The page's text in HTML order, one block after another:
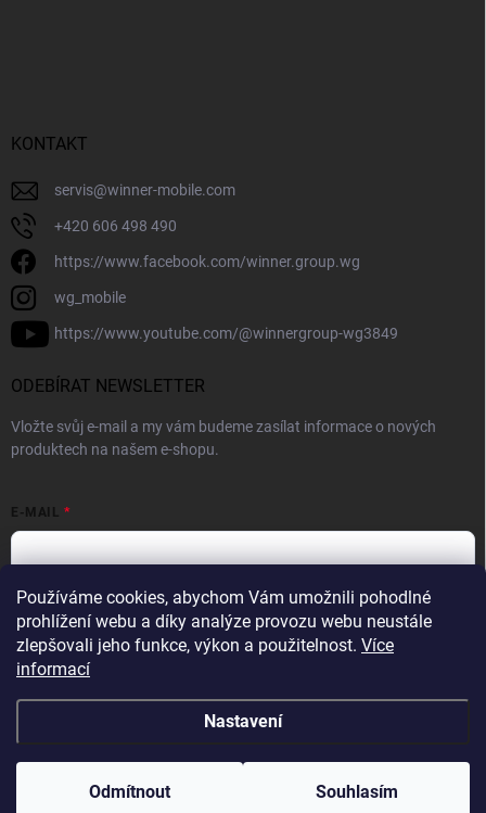
Používáme cookies, abychom Vám umožnili pohodlné
prohlížení webu a díky analýze provozu webu neustále
zlepšovali jeho funkce, výkon a použitelnost. Více
informací
Nastavení
Odmítnout Souhlasím
KONTAKT
servis@winner-mobile.com
+420 606 498 490
https://www.facebook.com/winner.group.wg
wg_mobile
https://www.youtube.com/@winnergroup-wg3849
ODEBÍRAT NEWSLETTER
Vložte svůj e-mail a my vám budeme zasílat informace o nových
produktech na našem e-shopu.
E-MAIL
Vložením e-mailové adresy souhlasíte se zpracováním osobních
údajů v souladu seZásadami ochrany osobních údajů.
Přihlásit se
nastavení cookies